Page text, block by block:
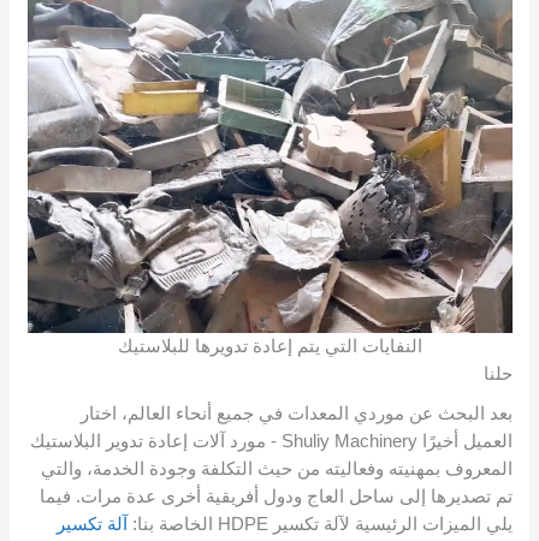
النفايات التي يتم إعادة تدويرها للبلاستيك
حلنا
بعد البحث عن موردي المعدات في جميع أنحاء العالم، اختار
العميل أخيرًا Shuliy Machinery - مورد آلات إعادة تدوير البلاستيك
المعروف بمهنيته وفعاليته من حيث التكلفة وجودة الخدمة، والتي
تم تصديرها إلى ساحل العاج ودول أفريقية أخرى عدة مرات. فيما
يلي الميزات الرئيسية لآلة تكسير HDPE الخاصة بنا:
آلة تكسير